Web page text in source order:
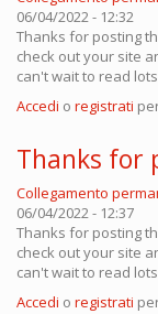
06/04/2022 - 12:32
Thanks for posting
check out your site
can't wait to read
Accedi o registrati
Thanks for
Collegamento
06/04/2022 - 12:37
Thanks for posting
check out your site
can't wait to read
Accedi o registrati